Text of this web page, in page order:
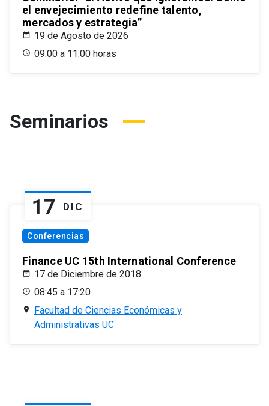
el envejecimiento redefine talento,
mercados y estrategia”
19 de Agosto de 2026
09:00 a 11:00 horas
Seminarios
17 DIC
Conferencias
Finance UC 15th International Conference
17 de Diciembre de 2018
08:45 a 17:20
Facultad de Ciencias Económicas y
Administrativas UC